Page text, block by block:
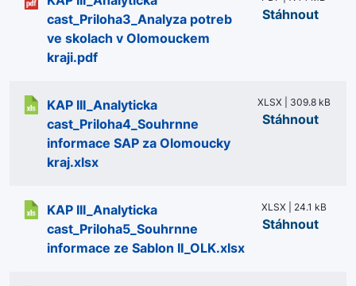
cast_Priloha3_Analyza potreb
ve skolach v Olomouckem
kraji.pdf
Stáhnout
KAP III_Analyticka
cast_Priloha4_Souhrnne
informace SAP za Olomoucky
kraj.xlsx
XLSX | 309.8 kB
Stáhnout
KAP III_Analyticka
cast_Priloha5_Souhrnne
informace ze Sablon II_OLK.xlsx
XLSX | 24.1 kB
Stáhnout